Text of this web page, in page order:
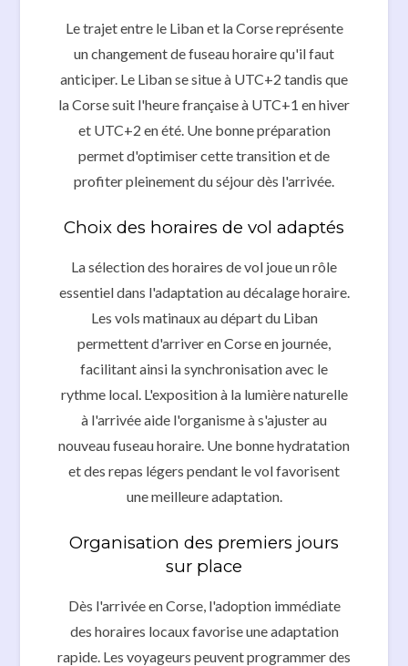
Le trajet entre le Liban et la Corse représente
un changement de fuseau horaire qu'il faut
anticiper. Le Liban se situe à UTC+2 tandis que
la Corse suit l'heure française à UTC+1 en hiver
et UTC+2 en été. Une bonne préparation
permet d'optimiser cette transition et de
profiter pleinement du séjour dès l'arrivée.
Choix des horaires de vol adaptés
La sélection des horaires de vol joue un rôle
essentiel dans l'adaptation au décalage horaire.
Les vols matinaux au départ du Liban
permettent d'arriver en Corse en journée,
facilitant ainsi la synchronisation avec le
rythme local. L'exposition à la lumière naturelle
à l'arrivée aide l'organisme à s'ajuster au
nouveau fuseau horaire. Une bonne hydratation
et des repas légers pendant le vol favorisent
une meilleure adaptation.
Organisation des premiers jours
sur place
Dès l'arrivée en Corse, l'adoption immédiate
des horaires locaux favorise une adaptation
rapide. Les voyageurs peuvent programmer des